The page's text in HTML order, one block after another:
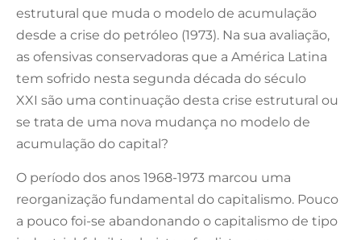
estrutural que muda o modelo de acumulação
desde a crise do petróleo (1973). Na sua avaliação,
as ofensivas conservadoras que a América Latina
tem sofrido nesta segunda década do século
XXI são uma continuação desta crise estrutural ou
se trata de uma nova mudança no modelo de
acumulação do capital?
O período dos anos 1968-1973 marcou uma
reorganização fundamental do capitalismo. Pouco
a pouco foi-se abandonando o capitalismo de tipo